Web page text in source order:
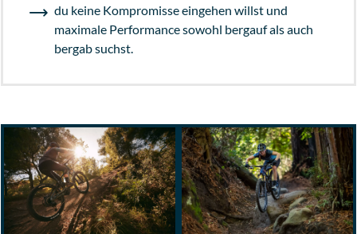
du keine Kompromisse eingehen willst und
maximale Performance sowohl bergauf als auch
bergab suchst.